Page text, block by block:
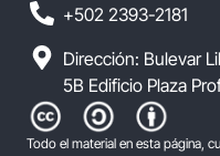
+502 2393-2181
Dirección: Bulevar
5B Edificio Plaza
Todo el material en esta página,